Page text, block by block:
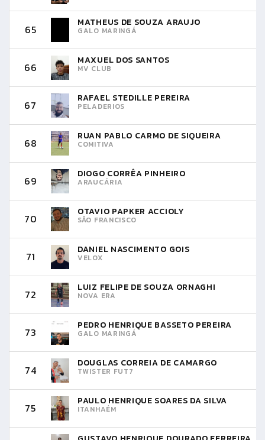
65
MATHEUS DE SOUZA ARAUJO
GALO MARINGÁ
66
MAXUEL DOS SANTOS
MV CLUB
67
RAFAEL STEDILLE PEREIRA
PELADERIOS
68
RUAN PABLO CARMO DE SIQUEIRA
COMITIVA
69
DIOGO CORRÊA PINHEIRO
ARAUCÁRIA
70
OTAVIO PAPKER ACCIOLY
SÃO FRANCISCO
71
DANIEL NASCIMENTO GOIS
VELOX
72
LUIZ FELIPE DE SOUZA ORNAGHI
NOVA ERA
73
PEDRO HENRIQUE BASSETO PEREIRA
GALO MARINGÁ
74
DOUGLAS CORREIA DE CAMARGO
TWISTER FUT7
75
PAULO HENRIQUE SOARES DA SILVA
ITANHAÉM